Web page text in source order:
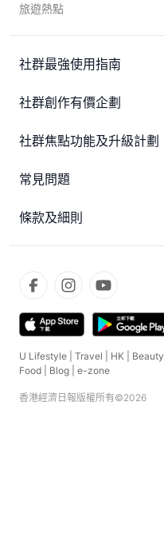
旅遊熱點
社群最強使用指南
社群創作有價企劃
社群焦點功能及升級計劃
常見問題
條款及細則
U Lifestyle Travel HK Beauty
Food
Blog e-zone
香港經濟日報版權所有©2026